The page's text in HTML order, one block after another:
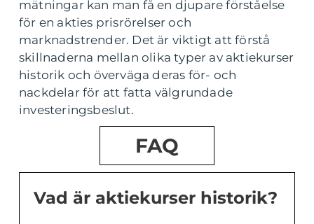
mätningar kan man få en djupare förståelse
för en akties prisrörelser och
marknadstrender. Det är viktigt att förstå
skillnaderna mellan olika typer av aktiekurser
historik och överväga deras för- och
nackdelar för att fatta välgrundade
investeringsbeslut.
FAQ
Vad är aktiekurser historik?